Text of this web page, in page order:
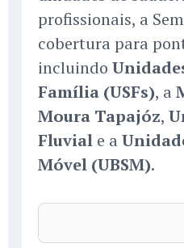
profissionais, a
cobertura para
incluindo
Família (USFs), a
Moura Tapajóz,
Fluvial e a
Móvel (UBSM).